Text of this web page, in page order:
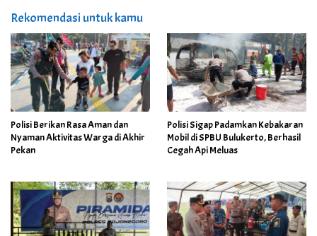
Rekomendasi untuk kamu
Polisi Berikan Rasa Aman dan
Nyaman Aktivitas Warga di Akhir
Pekan
Polisi Sigap Padamkan Kebakaran
Mobil di SPBU Bulukerto, Berhasil
Cegah Api Meluas